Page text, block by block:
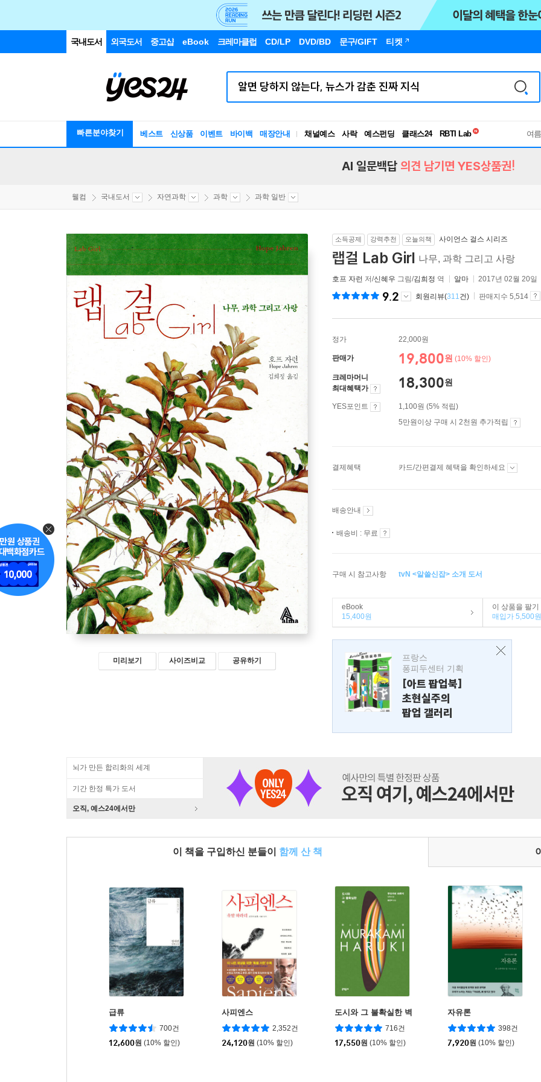
국내도서 외국도서 중고샵 eBook 크레마클럽 CD/LP DVD/BD 문구/GIFT 티켓
빠른분야찾기 베스트 신상품 이벤트 바이백 매장안내 채널예스 사락 예스펀딩 클래스24
독서유형검사
여
AI 일문백답 의견 남기면 YES상품권!
웰컴 국내도서 자연과학 과학 과학 일반
미리보기 사이즈비교 공유하기
소득공제 강력추천 오늘의책 사이언스 걸스 시리즈
랩걸 Lab Girl 나무, 과학 그리고 사랑
호프 자런 저/신혜우 그림/김희정 역 알마 2017년 02월 20일
9.2 회원리뷰(311건) 판매지수 5,514
정가 22,000원
판매가 19,800원 (10% 할인)
크레마머니
최대혜택가
18,300원
YES포인트
1,100원 (5% 적립)
5만원이상 구매 시 2천원 추가적립
결제혜택 카드/간편결제 혜택을 확인하세요
배송안내
배송비 : 무료
구매 시 참고사항 tvN <알쓸신잡> 소개 도서
eBook
15,400원
이 상품을 팔기
매입가 5,500원
프랑스
퐁피두센터 기획
[아트 팝업북]
초현실주의
팝업 갤러리
뇌가 만든 합리화의 세계
기간 한정 특가 도서
오직, 예스24에서만
이 책을 구입하신 분들이 함께 산 책
급류
700건
12,600원 (10% 할인)
사피엔스
2,352건
24,120원 (10% 할인)
도시와 그 불확실한 벽
716건
17,550원 (10% 할인)
자유론
398건
7,920원 (10% 할인)